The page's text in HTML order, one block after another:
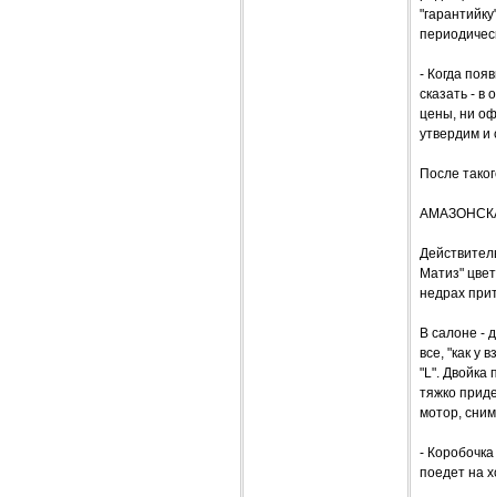
- Когда
сказать - в
цены, ни
утвердим и
После
Матиз"
недрах
В салоне -
все, "как у
"L". Двойка
тяжко
мотор,
-
поедет на